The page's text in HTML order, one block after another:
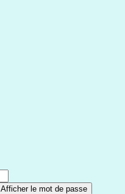
Afficher le mot de passe